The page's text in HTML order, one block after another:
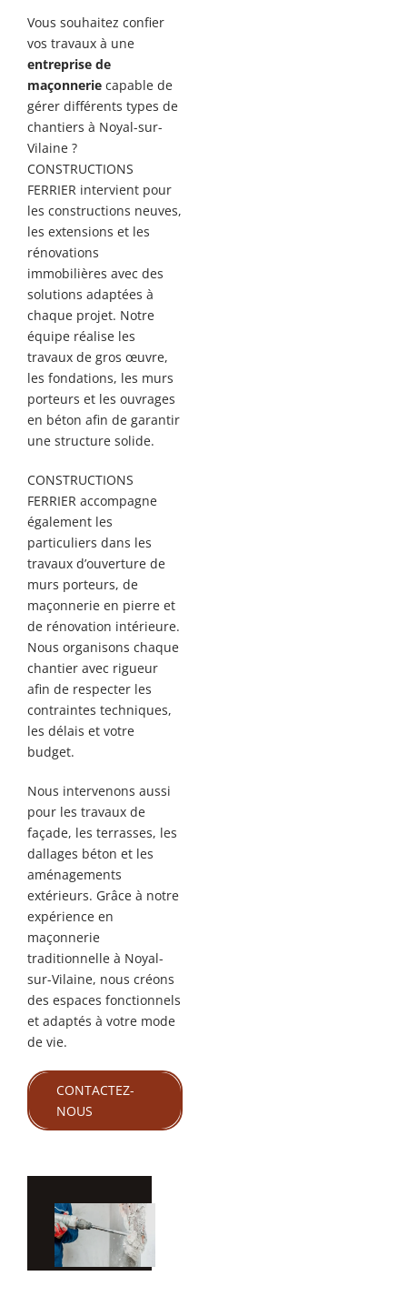
Vous souhaitez confier
vos travaux à une
entreprise de
maçonneriecapable de
gérer différents types de
chantiers à Noyal-sur-
Vilaine ?
CONSTRUCTIONS
FERRIER intervient pour
les constructions neuves,
les extensions et les
rénovations
immobilières avec des
solutions adaptées à
chaque projet. Notre
équipe réalise les
travaux de gros œuvre,
les fondations, les murs
porteurs et les ouvrages
en béton afin de garantir
une structure solide.
CONSTRUCTIONS
FERRIER accompagne
également les
particuliers dans les
travaux d’ouverture de
murs porteurs, de
maçonnerie en pierre et
de rénovation intérieure.
Nous organisons chaque
chantier avec rigueur
afin de respecter les
contraintes techniques,
les délais et votre
budget.
Nous intervenons aussi
pour les travaux de
façade, les terrasses, les
dallages béton et les
aménagements
extérieurs. Grâce à notre
expérience en
maçonnerie
traditionnelle à Noyal-
sur-Vilaine, nous créons
des espaces fonctionnels
et adaptés à votre mode
de vie.
CONTACTEZ-
NOUS